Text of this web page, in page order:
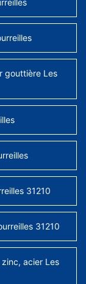
gouttière Les
31210
31210
acier Les